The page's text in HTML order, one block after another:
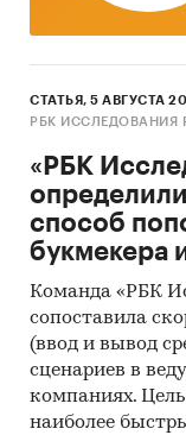
СТАТЬЯ, 5 АВГУСТА
РБК ИССЛЕДОВАНИЯ
«РБК
способ
букмекера
Команда «РБК
сопоставила
(ввод и вывод
сценариев в
компаниях.
наиболее